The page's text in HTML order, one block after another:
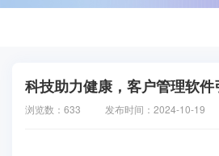
科技助力健康，客户管理软
浏览数：633 发布时间：2024-10-19